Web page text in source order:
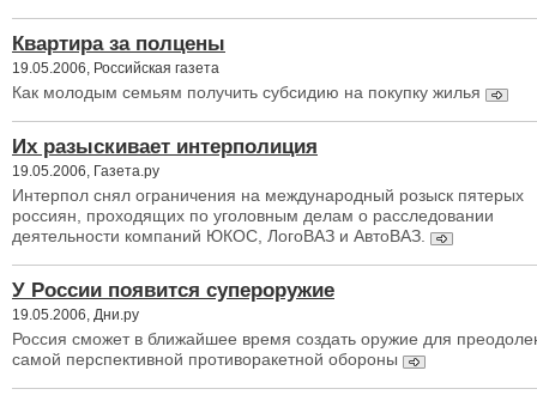
Квартира за полцены
19.05.2006, Российская газета
Как молодым семьям получить субсидию на покупку жилья
Их разыскивает интерполиция
19.05.2006, Газета.ру
Интерпол снял ограничения на международный розыск пятерых
россиян, проходящих по уголовным делам о расследовании
деятельности компаний ЮКОС, ЛогоВАЗ и АвтоВАЗ.
У России появится супероружие
19.05.2006, Дни.ру
Россия сможет в ближайшее время создать оружие для
самой перспективной противоракетной обороны